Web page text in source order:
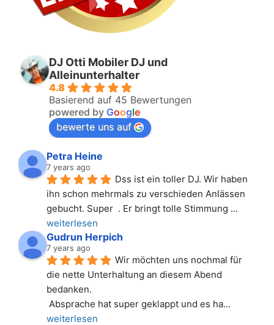
DJ Otti Mobiler DJ und
Alleinunterhalter
4.8
Basierend auf 45 Bewertungen
powered by Google
bewerte uns auf
Petra Heine
7 years ago
Dss ist ein toller DJ. Wir haben
ihn schon mehrmals zu verschieden Anlässen
gebucht. Super  . Er bringt tolle Stimmung
weiterlesen
Gudrun Herpich
7 years ago
Wir möchten uns nochmal für
die nette Unterhaltung an diesem Abend
bedanken.
Absprache hat super geklappt und es ha
weiterlesen